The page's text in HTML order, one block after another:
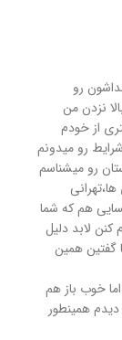
رو
نزدن من
از خودم
رو میدونم
رو میشناسم
هم که شما
کنن لابد دلیل
همین
خوب باز هم
همینطور